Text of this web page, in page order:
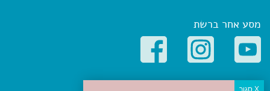
מסע אחר ברשת
קטגוריות פופולריות